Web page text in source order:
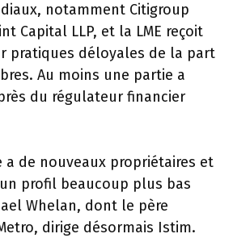
notamment Citigroup
Capital LLP, et la LME reçoit
pratiques déloyales de la part
Au moins une partie a
du régulateur financier
a de nouveaux propriétaires et
profil beaucoup plus bas
Whelan, dont le père
dirige désormais Istim.